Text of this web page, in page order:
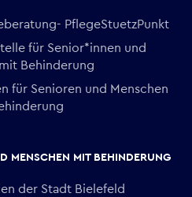
PflegeStuetzPunkt
für Senior*innen und
Behinderung
für Senioren und Menschen
MENSCHEN MIT BEHINDERUNG
der Stadt Bielefeld